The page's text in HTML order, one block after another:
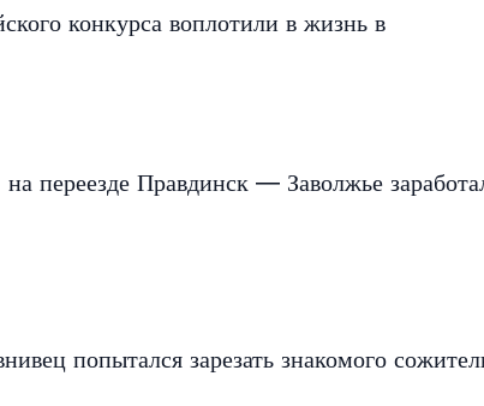
конкурса воплотили в жизнь в
переезде Правдинск — Заволжье
попытался зарезать знакомого